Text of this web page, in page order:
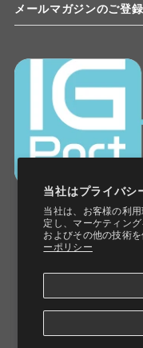
当社はプライバシ
当社は、お客様の利
定し、マーケティン
およびその他の技術
ーポリシー
メールマガジンのご登